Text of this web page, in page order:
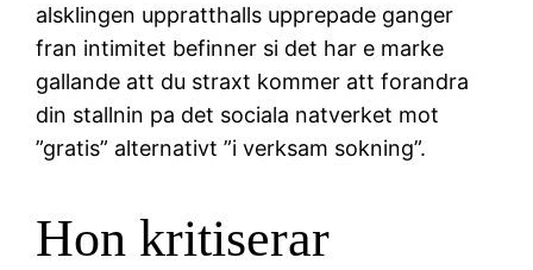
alsklingen uppratthalls upprepade ganger
fran intimitet befinner si det har e marke
gallande att du straxt kommer att forandra
din stallnin pa det sociala natverket mot
”gratis” alternativt ”i verksam sokning”.
Hon kritiserar